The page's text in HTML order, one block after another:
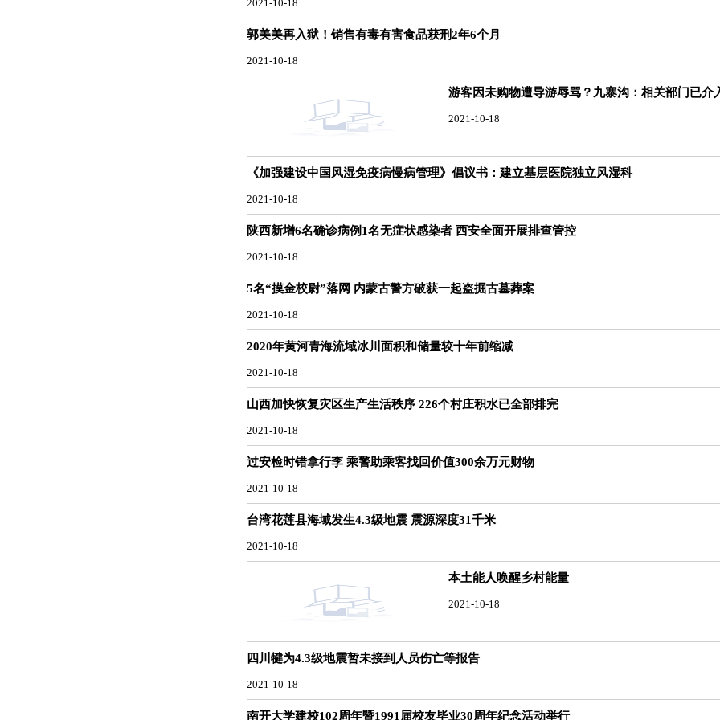
2021-10-18
郭美美再入狱！销售有毒有害食品获刑2年6个月
2021-10-18
游客因未购物遭导游辱骂？九寨沟：相关部门已介
2021-10-18
《加强建设中国风湿免疫病慢病管理》倡议书：建立基层医院独立风湿科
2021-10-18
陕西新增6名确诊病例1名无症状感染者 西安全面开展排查管控
2021-10-18
5名“摸金校尉”落网 内蒙古警方破获一起盗掘古墓葬案
2021-10-18
2020年黄河青海流域冰川面积和储量较十年前缩减
2021-10-18
山西加快恢复灾区生产生活秩序 226个村庄积水已全部排完
2021-10-18
过安检时错拿行李 乘警助乘客找回价值300余万元财物
2021-10-18
台湾花莲县海域发生4.3级地震 震源深度31千米
2021-10-18
本土能人唤醒乡村能量
2021-10-18
四川犍为4.3级地震暂未接到人员伤亡等报告
2021-10-18
南开大学建校102周年暨1991届校友毕业30周年纪念活动举行